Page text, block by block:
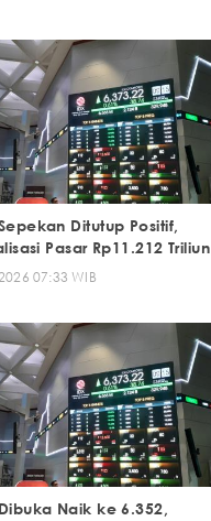
Ditutup Positif,
Pasar Rp11.212 Triliun
07:33 WIB
Naik ke 6.352,